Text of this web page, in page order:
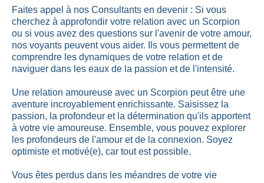
Faites appel à nos Consultants en devenir : Si vous
cherchez à approfondir votre relation avec un Scorpion
ou si vous avez des questions sur l'avenir de votre amour,
nos voyants peuvent vous aider. Ils vous permettent de
comprendre les dynamiques de votre relation et de
naviguer dans les eaux de la passion et de l'intensité.
Une relation amoureuse avec un Scorpion peut être une
aventure incroyablement enrichissante. Saisissez la
passion, la profondeur et la détermination qu'ils apportent
à votre vie amoureuse. Ensemble, vous pouvez explorer
les profondeurs de l'amour et de la connexion. Soyez
optimiste et motivé(e), car tout est possible.
Vous êtes perdus dans les méandres de votre vie